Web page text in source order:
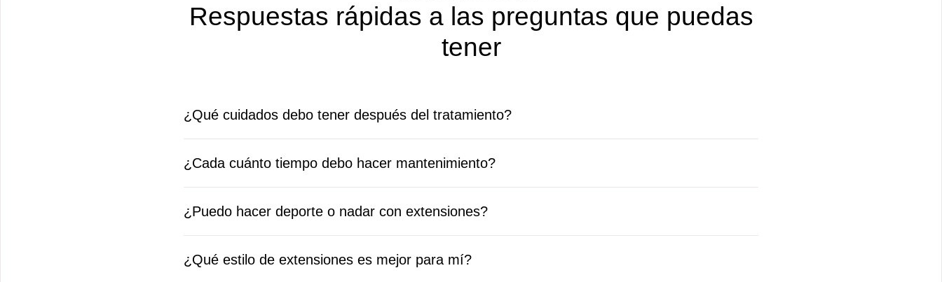
Respuestas rápidas a las preguntas que puedas
tener
¿Qué cuidados debo tener después del tratamiento?
¿Cada cuánto tiempo debo hacer mantenimiento?
¿Puedo hacer deporte o nadar con extensiones?
¿Qué estilo de extensiones es mejor para mí?